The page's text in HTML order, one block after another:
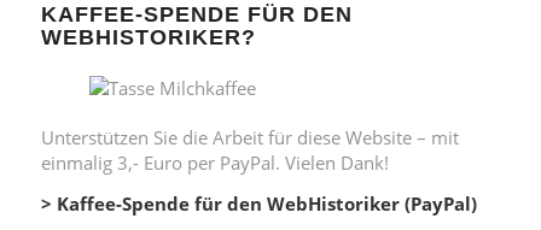
KAFFEE-SPENDE FÜR DEN
WEBHISTORIKER?
Unterstützen Sie die Arbeit für diese Website – mit
einmalig 3,- Euro per PayPal. Vielen Dank!
> Kaffee-Spende für den WebHistoriker (PayPal)